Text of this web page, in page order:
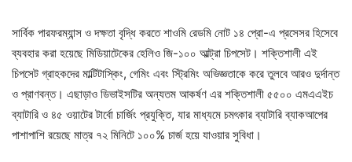
সার্বিক পারফরম্যান্স ও দক্ষতা বৃদ্ধি করতে শাওমি রেডমি নোট ১৪ প্রো-এ প্রসেসর হিসেবে
ব্যবহার করা হয়েছে মিডিয়াটেকের হেলিও জি-১০০ আল্ট্রা চিপসেট। শক্তিশালী এই
চিপসেট গ্রাহকদের মাল্টিটাস্কিং, গেমিং এবং স্ট্রিমিং অভিজ্ঞতাকে করে তুলবে আরও দুর্দান্ত
ও প্রাণবন্ত। এছাড়াও ডিভাইসটির অন্যতম আকর্ষণ এর শক্তিশালী ৫৫০০ এমএএইচ
ব্যাটারি ও ৪৫ ওয়াটের টার্বো চার্জিং প্রযুক্তি, যার মাধ্যমে চমৎকার ব্যাটারি ব্যাকআপের
পাশাপাশি রয়েছে মাত্র ৭২ মিনিটে ১০০% চার্জ হয়ে যাওয়ার সুবিধা।